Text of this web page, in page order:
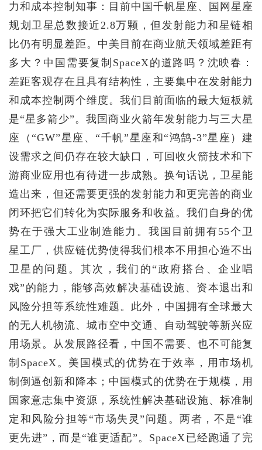
力和成本控制知事：目前中国千帆星座、国网星座
规划卫星总数接近2.8万颗，但发射能力和星链相
比仍有明显差距。中美目前在商业航天领域差距有
多大？中国需要复制SpaceX的道路吗？沈映春：
差距客观存在且具有结构性，主要集中在发射能力
和成本控制两个维度。我们目前面临的最大短板就
是“星多箭少”。我国商业火箭年发射能力与三大星
座（“GW”星座、“千帆”星座和“鸿鹄-3”星座）建
设需求之间仍存在较大缺口，可回收火箭技术和下
游商业应用也有待进一步成熟。换句话说，卫星能
造出来，但还需要更强的发射能力和更完善的商业
闭环把它们转化为实际服务和收益。我们自身的优
势在于强大工业制造能力。我国目前拥有55个卫
星工厂，供应链优势使得我们根本不用担心造不出
卫星的问题。其次，我们的“政府搭台、企业唱
戏”的能力，能够高效解决基础设施、资本退出和
风险分担等系统性难题。此外，中国拥有全球最大
的无人机物流、城市空中交通、自动驾驶等新兴应
用场景。从发展路径看，中国不需要、也不可能复
制SpaceX。美国模式的优势在于效率，用市场机
制倒逼创新和降本；中国模式的优势在于规模，用
国家意志集中资源，系统性解决基础设施、标准制
定和风险分担等“市场失灵”问题。两者，不是“谁
更先进”，而是“谁更适配”。SpaceX已经跑通了完